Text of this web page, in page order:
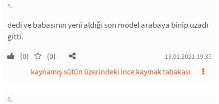
5.
dedi ve babasının yeni aldığı son model arabaya binip uzadı
gitti.
(0) (0) 13.01.2021 19:35
kaynamış sütün üzerindeki ince kaymak tabakası
6.